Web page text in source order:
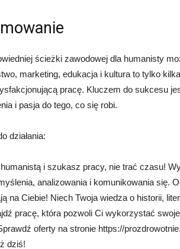
ścieżki zawodowej dla humanisty
marketing, edukacja i kultura to tylko
pracę. Kluczem do sukcesu
i pasja do tego, co się robi.
działania:
i szukasz pracy, nie trać czasu!
analizowania i komunikowania się.
na Ciebie! Niech Twoja wiedza o historii,
pracę, która pozwoli Ci wykorzystać
oferty na stronie https://
dziś!